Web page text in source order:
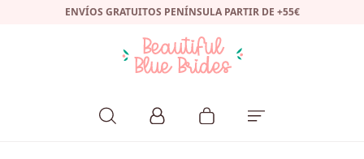
ENVÍOS GRATUITOS PENÍNSULA PARTIR DE +55€